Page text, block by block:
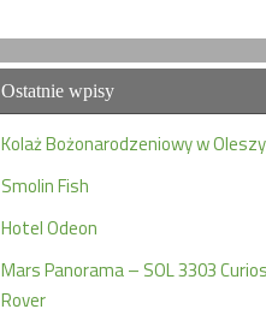
Ostatnie wpisy
Kolaż Bożonarodzeniowy w
Smolin Fish
Hotel Odeon
Mars Panorama – SOL 3303
Rover